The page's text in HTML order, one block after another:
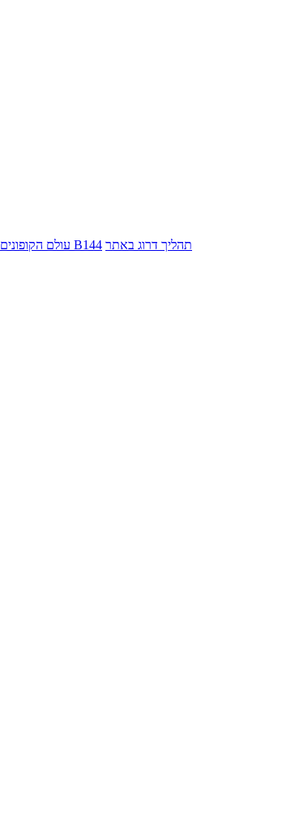
עולם הקופונים אודות B144 תהליך דרוג באתר